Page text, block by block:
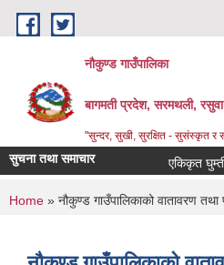
Skip to main content
नौकुण्ड गाउँपालिका
बागमती प्रदेश, सरमथली, रसुवा
"सुन्दर, सुखी, सुरक्षित - सुसंस्कृत र
सुचना तथा समाचार एकिकृत घुम्ती
You are here
Home » नौकुण्ड गाउँपालिकाको वातावरण